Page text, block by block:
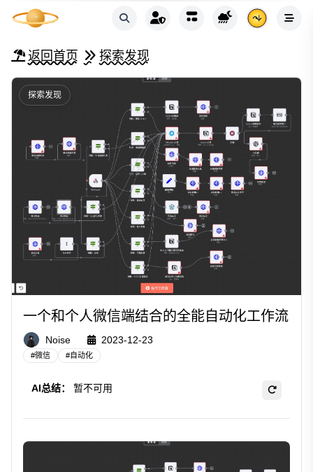
返回首页 探索发现
探索发现
一个和个人微信端结合的全能自动化工作流
Noise 2023-12-23
#微信 #自动化
AI总结： 暂不可用